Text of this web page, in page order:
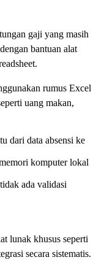
gaji yang masih
bantuan alat
rumus Excel
uang makan,
dari data absensi ke
komputer lokal
ada validasi
lunak khusus seperti
secara sistematis.